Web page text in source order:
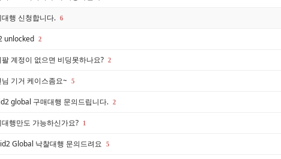
대행 신청합니다. 6
unlocked 2
계정이 없으면 비딩못하나요? 2
님 기거 케이스좀요~ 5
global 구매대행 문의드립니다. 2
대행만도 가능하신가요? 1
Global 낙찰대행 문의드려요 5